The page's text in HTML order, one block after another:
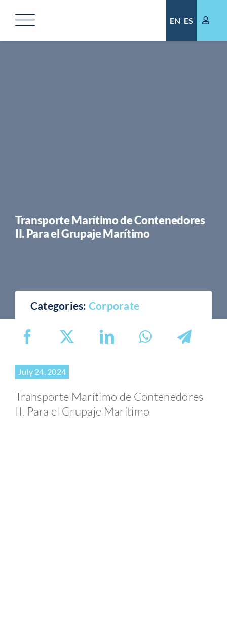
EN ES
Transporte Marítimo de Contenedores
II. Para el Grupaje Marítimo
Categories: Corporate
July 24, 2024
Transporte Marítimo de Contenedores
II. Para el Grupaje Marítimo